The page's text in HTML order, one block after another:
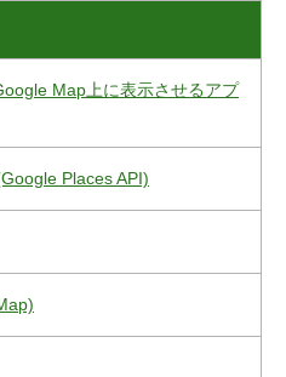
Map上に表示させるアプ
Places API)